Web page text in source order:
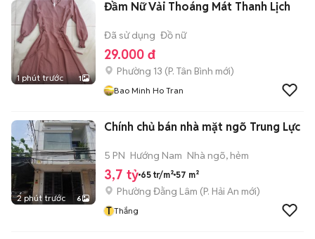
1 phút trước 1
Đầm Nữ Vải Thoáng Mát Thanh Lịch
Đã sử dụng Đồ nữ
29.000 đ
Phường 13 (P. Tân Bình mới)
Bao Minh Ho Tran
2 phút trước 6
Chính chủ bán nhà mặt ngõ Trung Lực
5 PN Hướng Nam Nhà ngõ, hẻm
3,7 tỷ 65 tr/m² 57 m²
Phường Đằng Lâm (P. Hải An mới)
T Thắng